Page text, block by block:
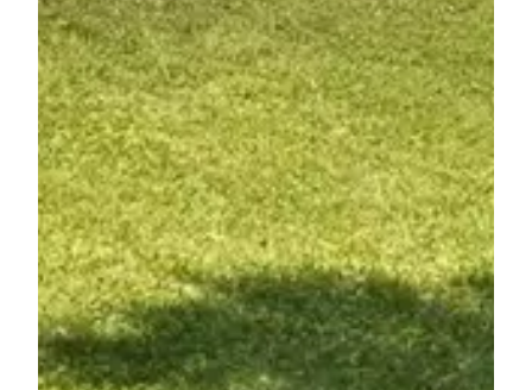
Dokumentation
Grundriss
Virtuelle Tour
Suchprofil
Zur Dokumentation